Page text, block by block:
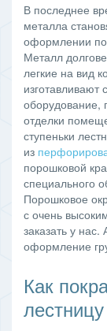
В последнее
металла
оформлении
Металл
легкие на вид
изготавливают
оборудование,
отделки
ступеньки
из
порошковой
специального
Порошковое
с очень
заказать у
оформление
Как